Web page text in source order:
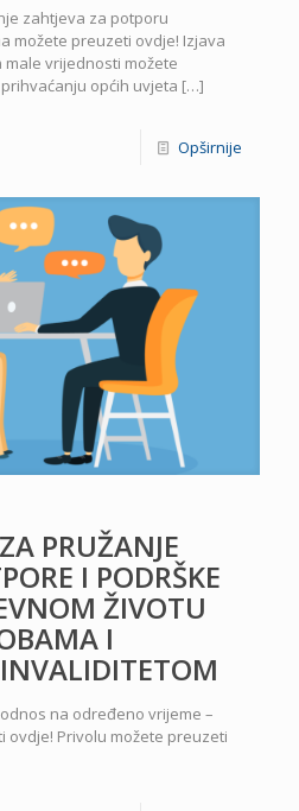
zahtjeva za potporu
možete preuzeti ovdje! Izjava
vrijednosti možete
općih uvjeta […]
Opširnije
PRUŽANJE
I PODRŠKE
ŽIVOTU
I
na određeno vrijeme –
ovdje! Privolu možete preuzeti